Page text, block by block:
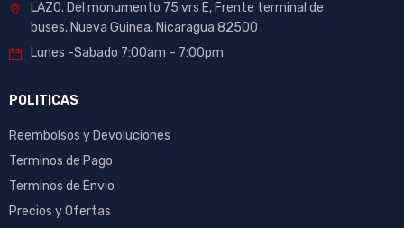
LAZO. Del monumento 75 vrs E, Frente terminal de
buses, Nueva Guinea, Nicaragua 82500
Lunes -Sabado 7:00am – 7:00pm
POLITICAS
Reembolsos y Devoluciones
Terminos de Pago
Terminos de Envio
Precios y Ofertas